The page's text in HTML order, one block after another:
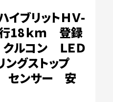
ブリットＨＶ-
行18ｋｍ 登録
ルコン ＬＥＤ
グストップ
センサー 安